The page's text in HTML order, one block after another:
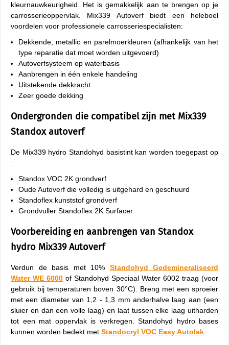
kleurnauwkeurigheid. Het is gemakkelijk aan te brengen op je
carrosserieoppervlak. Mix339 Autoverf biedt een heleboel
voordelen voor professionele carrosseriespecialisten:
Dekkende, metallic en parelmoerkleuren (afhankelijk van het
type reparatie dat moet worden uitgevoerd)
Autoverfsysteem op waterbasis
Aanbrengen in één enkele handeling
Uitstekende dekkracht
Zeer goede dekking
Ondergronden die compatibel zijn met Mix339
Standox autoverf
De Mix339 hydro Standohyd basistint kan worden toegepast op
:
Standox VOC 2K grondverf
Oude Autoverf die volledig is uitgehard en geschuurd
Standoflex kunststof grondverf
Grondvuller Standoflex 2K Surfacer
Voorbereiding en aanbrengen van Standox
hydro Mix339 Autoverf
Verdun de basis met 10% Standohyd Gedemineraliseerd
Water WE 6000 of Standohyd Speciaal Water 6002 traag (voor
gebruik bij temperaturen boven 30°C). Breng met een sproeier
met een diameter van 1,2 - 1,3 mm anderhalve laag aan (een
sluier en dan een volle laag) en laat tussen elke laag uitharden
tot een mat oppervlak is verkregen. Standohyd hydro bases
kunnen worden bedekt met Standocryl VOC Easy Autolak